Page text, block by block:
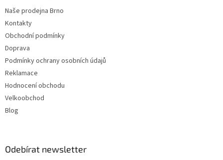
Naše prodejna Brno
Kontakty
Obchodní podmínky
Doprava
Podmínky ochrany osobních údajů
Reklamace
Hodnocení obchodu
Velkoobchod
Blog
Odebírat newsletter